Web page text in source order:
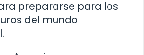
prepararse para los
del mundo